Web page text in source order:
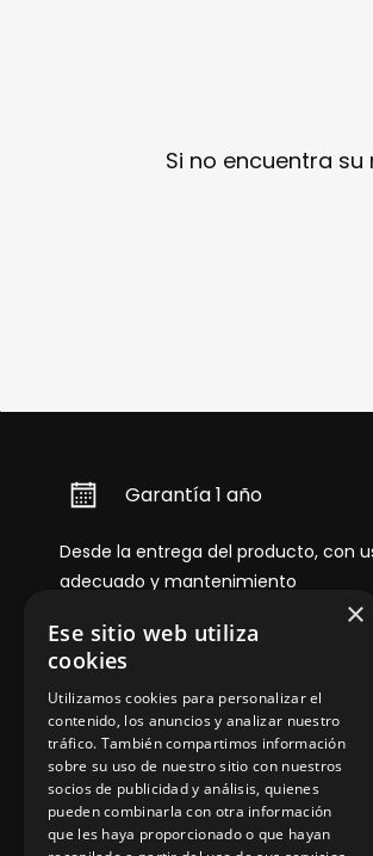
Si no encuentra
Garantía 1 año
Desde la entrega del producto, con
adecuado y mantenimiento
Dónde encontrarnos
×
Ese sitio web utiliza
cookies
Utilizamos cookies para personalizar el
contenido, los anuncios y analizar nuestro
tráfico. También compartimos información
sobre su uso de nuestro sitio con nuestros
socios de publicidad y análisis, quienes
pueden combinarla con otra información
que les haya proporcionado o que hayan